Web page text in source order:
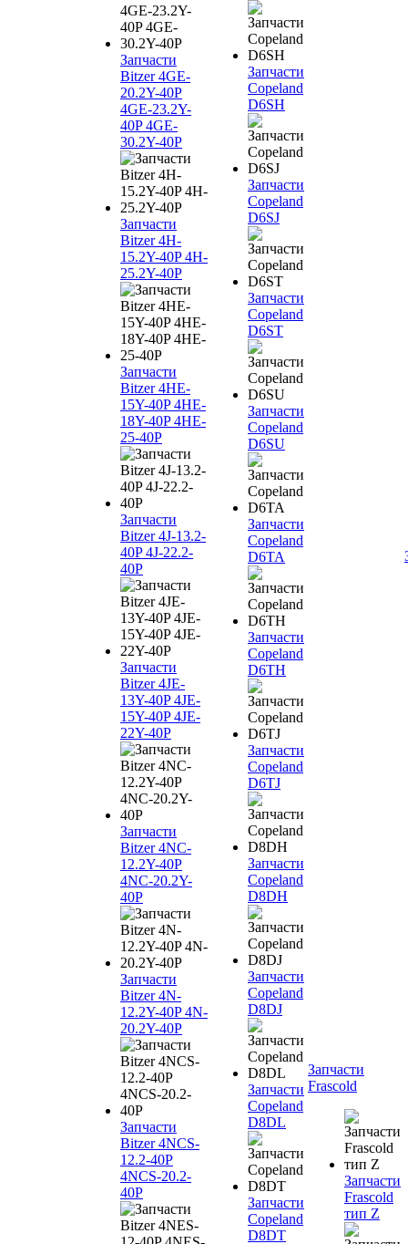
Запчасти
Bitzer 4GE-
20.2Y-40P
4GE-23.2Y-
40P 4GE-
30.2Y-40P
Запчасти
Bitzer 4H-
15.2Y-40P 4H-
25.2Y-40P
Запчасти
Bitzer 4HE-
15Y-40P 4HE-
18Y-40P 4HE-
25-40P
Запчасти
Bitzer 4J‐13.2-
40P 4J‐22.2-
40P
Запчасти
Bitzer 4JE-
13Y-40P 4JE-
15Y-40P 4JE-
22Y-40P
Запчасти
Bitzer 4NC-
12.2Y-40P
4NC-20.2Y-
40P
Запчасти
Bitzer 4N-
12.2Y-40P 4N-
20.2Y-40P
Запчасти
Bitzer 4NCS-
12.2-40P
4NCS-20.2-
40P
Запчасти
Copeland
D6SH
Запчасти
Copeland
D6SJ
Запчасти
Copeland
D6ST
Запчасти
Copeland
D6SU
Запчасти
Copeland
D6TA
Запчасти
Copeland
D6TH
Запчасти
Copeland
D6TJ
Запчасти
Copeland
D8DH
Запчасти
Copeland
D8DJ
Запчасти
Copeland
D8DL
Запчасти
Copeland
D8DT
Запчасти
Frascold
Запчасти
Frascold
тип Z